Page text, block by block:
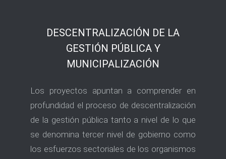
DESCENTRALIZACIÓN DE LA
GESTIÓN PÚBLICA Y
MUNICIPALIZACIÓN
Los proyectos apuntan a comprender en
profundidad el proceso de descentralización
de la gestión pública tanto a nivel de lo que
se denomina tercer nivel de gobierno como
los esfuerzos sectoriales de los organismos